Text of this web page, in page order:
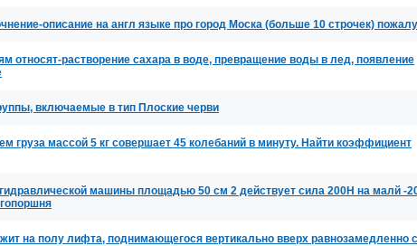
описание на англ языке про город Моска (больше 10 строчек)
относят-растворение сахара в воде, превращение воды в лед, появление
включаемые в тип Плоские черви
груза массой 5 кг совершает 45 колебаний в минуту. Найти коэффициент
машины площадью 50 см 2 действует сила 200Н на малй -
на полу лифта, поднимающегося вертикально вверх равнозамедленно с